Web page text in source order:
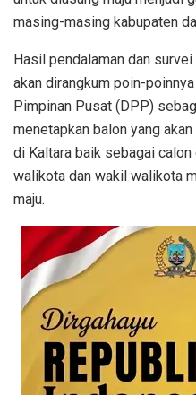
masing-masing kabupaten
Hasil pendalaman dan
akan dirangkum poin-
Pimpinan Pusat (DPP)
menetapkan balon yang
di Kaltara baik sebagai calon
walikota dan wakil walikota
maju.